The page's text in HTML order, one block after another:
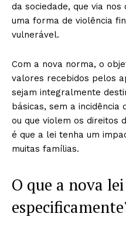
da sociedade, que via
uma forma de violência
vulnerável.
Com a nova norma, o
valores recebidos pelos
sejam integralmente
básicas, sem a incidência
ou que violem os direitos
é que a lei tenha um
muitas famílias.
O que a nova